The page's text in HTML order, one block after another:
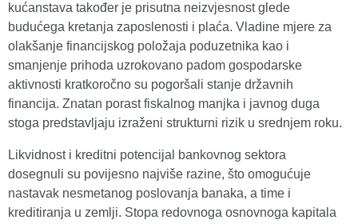
kućanstava također je prisutna neizvjesnost glede
budućega kretanja zaposlenosti i plaća. Vladine mjere za
olakšanje financijskog položaja poduzetnika kao i
smanjenje prihoda uzrokovano padom gospodarske
aktivnosti kratkoročno su pogoršali stanje državnih
financija. Znatan porast fiskalnog manjka i javnog duga
stoga predstavljaju izraženi strukturni rizik u srednjem roku.
Likvidnost i kreditni potencijal bankovnog sektora
dosegnuli su povijesno najviše razine, što omogućuje
nastavak nesmetanog poslovanja banaka, a time i
kreditiranja u zemlji. Stopa redovnoga osnovnoga kapitala